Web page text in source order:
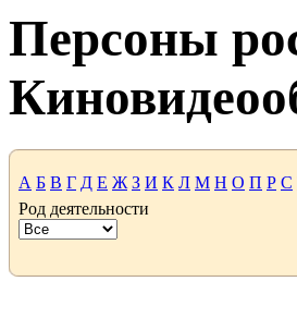
Персоны
А Б В Г Д Е Ж З И К Л М Н О П Р С
Род деятельности